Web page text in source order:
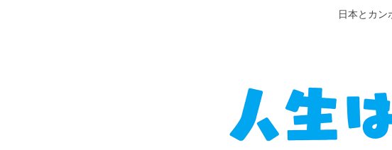
日本とカン